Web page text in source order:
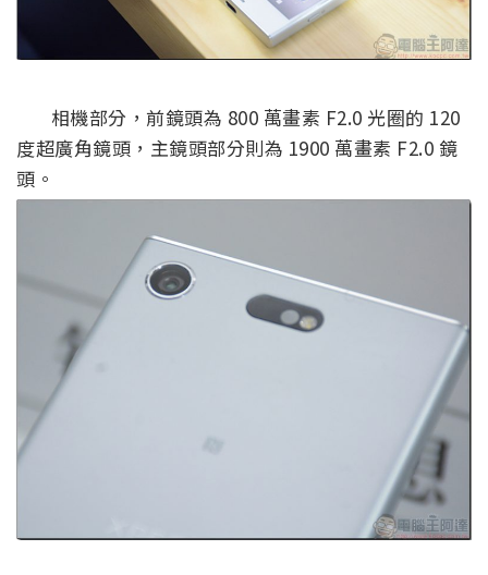
相機部分，前鏡頭為 800 萬畫素 F2.0 光圈的 120
度超廣角鏡頭，主鏡頭部分則為 1900 萬畫素 F2.0 鏡
頭。